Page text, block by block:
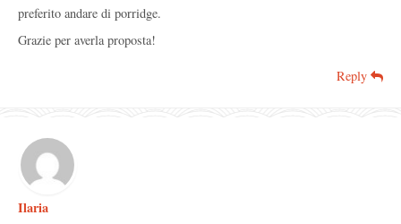
preferito andare di porridge.
Grazie per averla proposta!
Reply
Ilaria